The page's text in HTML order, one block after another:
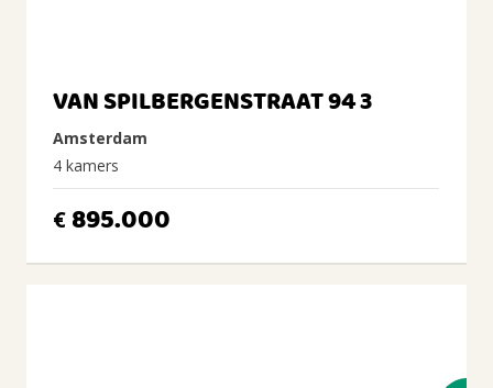
VAN SPILBERGENSTRAAT 94 3
Amsterdam
4 kamers
€ 895.000